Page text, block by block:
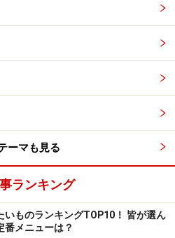
ピの書籍をチェック！
ーマも見る
ランキング
いものランキングTOP10！ 皆が選ん
番メニューは？